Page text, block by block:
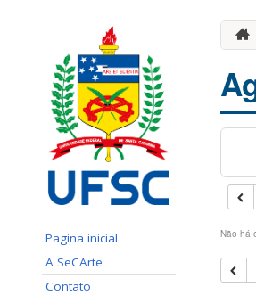
Pagina inicial
A SeCArte
Contato
Não há